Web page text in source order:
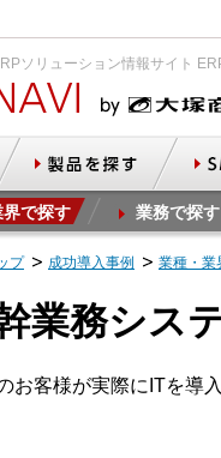
ソリューション情報サイト
で探す 業務で探す
プ 成功導入事例 業種・業
業務シス
お客様が実際にITを導